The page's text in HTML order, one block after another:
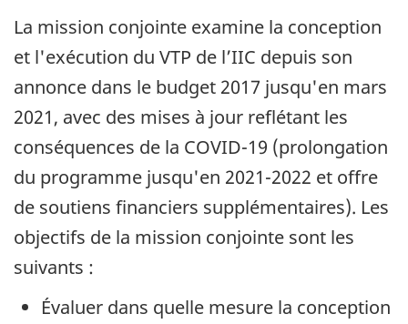
La mission conjointe examine la conception
et l'exécution du VTP de l’IIC depuis son
annonce dans le budget 2017 jusqu'en mars
2021, avec des mises à jour reflétant les
conséquences de la COVID-19 (prolongation
du programme jusqu'en 2021-2022 et offre
de soutiens financiers supplémentaires). Les
objectifs de la mission conjointe sont les
suivants :
Évaluer dans quelle mesure la conception